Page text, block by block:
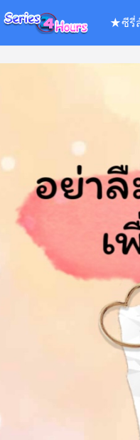
★ซีรี่